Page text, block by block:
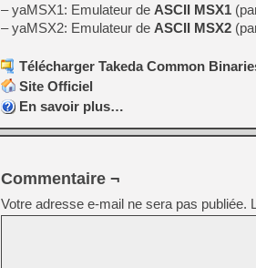
– yaMSX1: Emulateur de ASCII MSX1
– yaMSX2: Emulateur de ASCII MSX2
Télécharger Takeda Common
Site Officiel
En savoir plus…
Commentaire ¬
Votre adresse e-mail ne sera pas publiée.